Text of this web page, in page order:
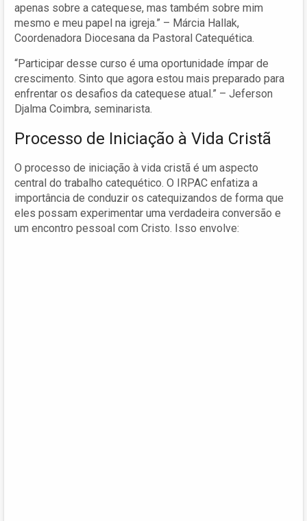
apenas sobre a catequese, mas também sobre mim
mesmo e meu papel na igreja.” – Márcia Hallak,
Coordenadora Diocesana da Pastoral Catequética.
“Participar desse curso é uma oportunidade ímpar de
crescimento. Sinto que agora estou mais preparado para
enfrentar os desafios da catequese atual.” – Jeferson
Djalma Coimbra, seminarista.
Processo de Iniciação à Vida Cristã
O processo de iniciação à vida cristã é um aspecto
central do trabalho catequético. O IRPAC enfatiza a
importância de conduzir os catequizandos de forma que
eles possam experimentar uma verdadeira conversão e
um encontro pessoal com Cristo. Isso envolve: